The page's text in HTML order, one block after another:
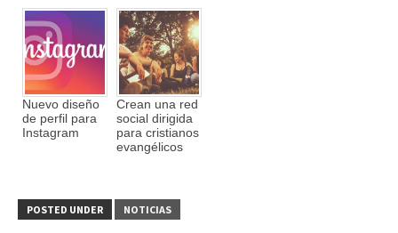
Nuevo diseño
de perfil para
Instagram
Crean una red
social dirigida
para cristianos
evangélicos
POSTED UNDER NOTICIAS